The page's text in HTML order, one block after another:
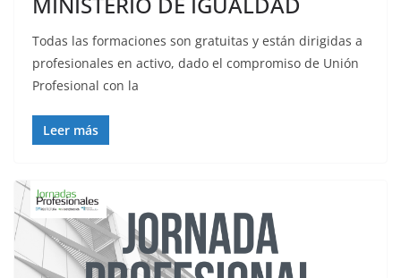
Todas las formaciones son gratuitas y están dirigidas a
profesionales en activo, dado el compromiso de Unión
Profesional con la
Leer más